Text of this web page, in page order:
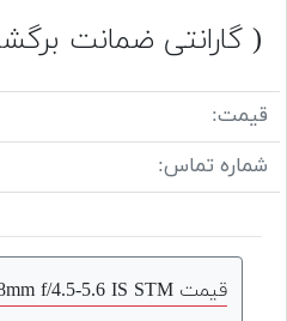
( گارانتی ضمانت
قیمت:
شماره تماس:
قیمت Canon EF-S 10-18mm f/4.5-5.6 IS STM